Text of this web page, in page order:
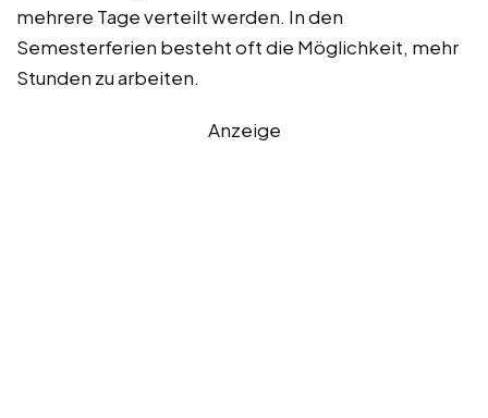
mehrere Tage verteilt werden. In den
Semesterferien besteht oft die Möglichkeit, mehr
Stunden zu arbeiten.
Anzeige